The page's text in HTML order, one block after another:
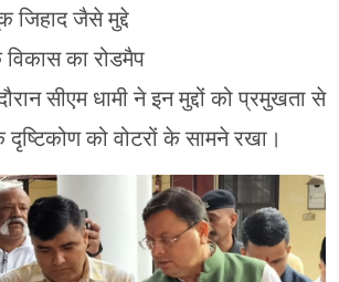
जिहाद जैसे मुद्दे
का रोडमैप
सीएम धामी ने इन मुद्दों को प्रमुखता से
को वोटरों के सामने रखा।